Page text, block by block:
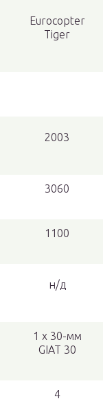
Eurocopter
Tiger
2003
3060
1100
н/д
1 x 30-мм
GIAT 30
4